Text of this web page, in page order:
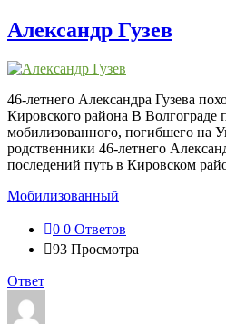
Александр Гузев
46-летнего Александра Гузева
Кировского района В Волгограде
мобилизованного, погибшего на
родственники 46-летнего
последений путь в Кировском
Мобилизованный
0 0 Ответов
93 Просмотра
Ответ